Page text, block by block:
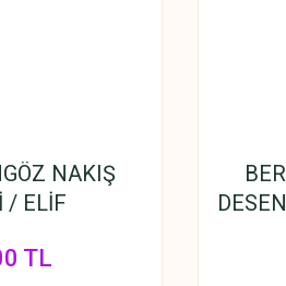
NAKIŞ
/ ELİF
TL